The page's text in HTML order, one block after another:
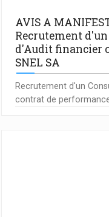
AVIS A
Recrutement
d'Audit financier
SNEL SA
Recrutement d'un
contrat de